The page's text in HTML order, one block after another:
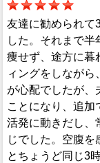
友達に勧められて
した。それまで半
痩せず、途方に暮
ィングをしながら
が心配でしたが、
ことになり、追
活発に動きだし、
じでした。空腹
とちょうど同じ3